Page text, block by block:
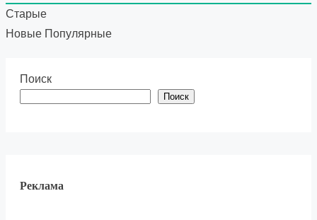
Старые
Новые Популярные
Поиск
Поиск
Реклама